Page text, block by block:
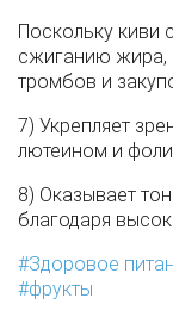
Поскольку киви
сжиганию жира,
тромбов и
7) Укрепляет
лютеином и
8) Оказывает
благодаря
Здоровое
фрукты